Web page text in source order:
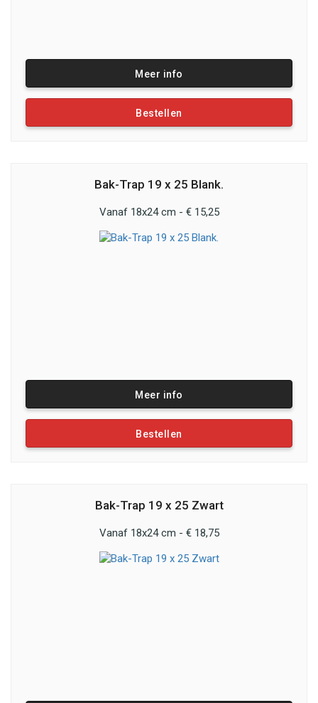
Meer info
Bestellen
Bak-Trap 19 x 25 Blank.
Vanaf 18x24 cm - € 15,25
Meer info
Bestellen
Bak-Trap 19 x 25 Zwart
Vanaf 18x24 cm - € 18,75